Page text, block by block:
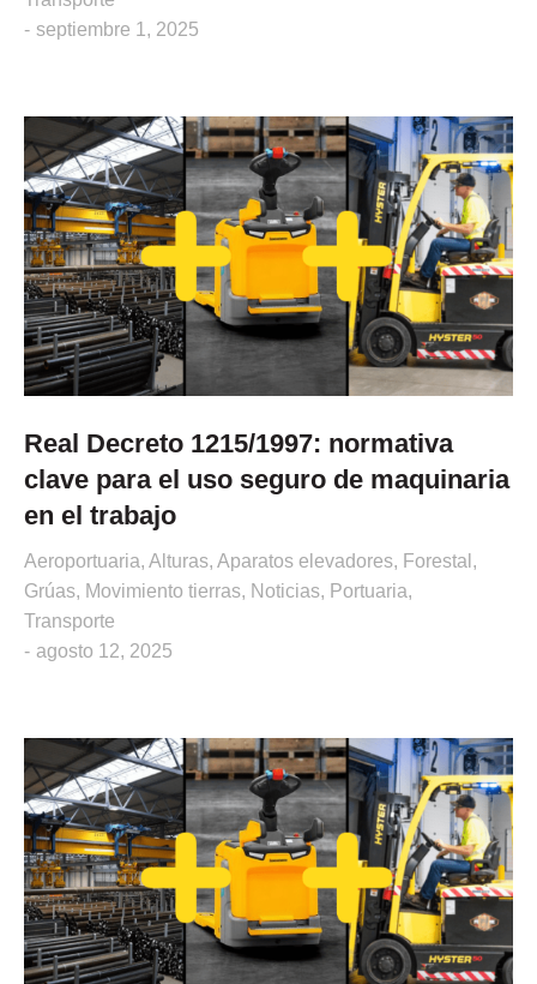
septiembre 1, 2025
Real Decreto 1215/1997: normativa
clave para el uso seguro de maquinaria
en el trabajo
Aeroportuaria, Alturas, Aparatos elevadores, Forestal ,
Grúas, Movimiento tierras, Noticias, Portuaria,
Transporte
agosto 12, 2025